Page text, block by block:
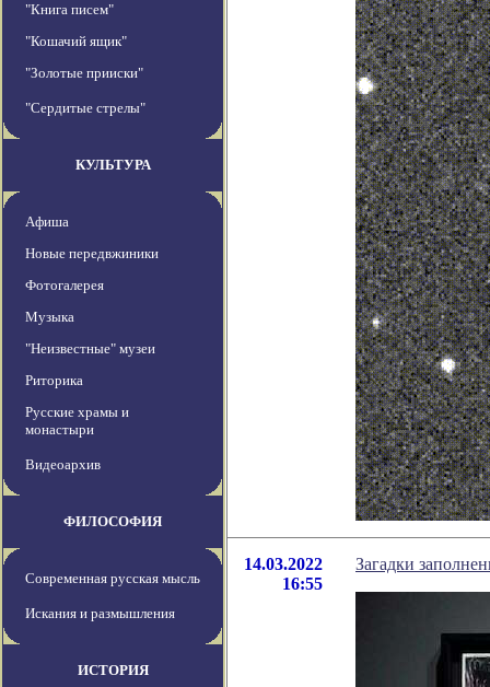
"Книга писем"
"Кошачий ящик"
"Золотые прииски"
"Сердитые стрелы"
КУЛЬТУРА
Афиша
Новые передвжиники
Фотогалерея
Музыка
"Неизвестные" музеи
Риторика
Русские храмы и
монастыри
Видеоархив
ФИЛОСОФИЯ
Современная русская мысль
Искания и размышления
ИСТОРИЯ
14.03.2022
16:55
Загадки